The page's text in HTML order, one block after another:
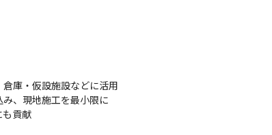
庫・仮設施設などに活用
、現地施工を最小限に
も貢献